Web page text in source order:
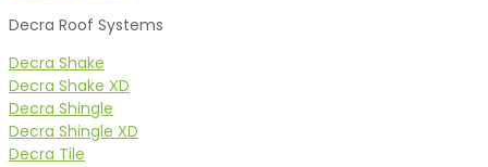
Decra Roof Systems
Decra Shake
Decra Shake XD
Decra Shingle
Decra Shingle XD
Decra Tile